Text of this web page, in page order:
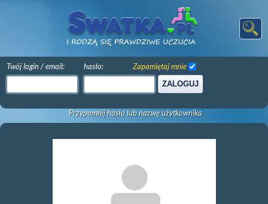
Twój login / email: hasło:
ZALOGUJ
Zapamiętaj mnie
Przypomnij hasło lub nazwę użytkownika